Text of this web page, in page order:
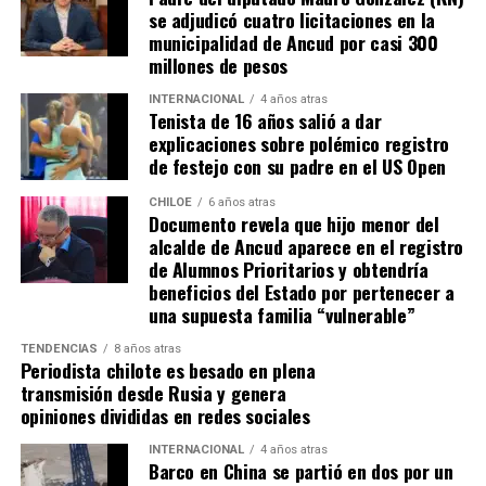
en pos de que cada kilómetro recorrido, signifique más
que una llegada a Santiago, un arribo a la cura de su hijo
Actualmente, Gómez se encuentra en Santiago
realizando trámites y participando como invitada en
distintos medios de comunicación. Aunque aún no tiene
una fecha exacta para su viaje a Estados Unidos, donde
se administra el medicamento, indicó que esperan
realizarlo «a mediados de junio».
Cabe destacar que, pese a que se logró reunir el dinero y,
por ende, la meta se cumplió, continúan circulando por
redes sociales, eventos a beneficios de Tomás Ross.
¿Como ayudar?
Instagram, Dante_contra_duchenne
Fernando Jara (padre)
se adjudicó cuatro licitaciones en la
municipalidad de Ancud por casi 300
millones de pesos
INTERNACIONAL 4 años atras
Tenista de 16 años salió a dar
explicaciones sobre polémico registro
de festejo con su padre en el US Open
CHILOE 6 años atras
Documento revela que hijo menor del
alcalde de Ancud aparece en el registro
de Alumnos Prioritarios y obtendría
beneficios del Estado por pertenecer a
una supuesta familia “vulnerable”
TENDENCIAS 8 años atras
Periodista chilote es besado en plena
transmisión desde Rusia y genera
opiniones divididas en redes sociales
INTERNACIONAL 4 años atras
Barco en China se partió en dos por un